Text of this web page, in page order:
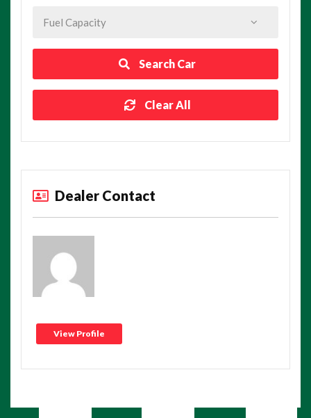
Search Car
Clear All
Dealer Contact
View Profile